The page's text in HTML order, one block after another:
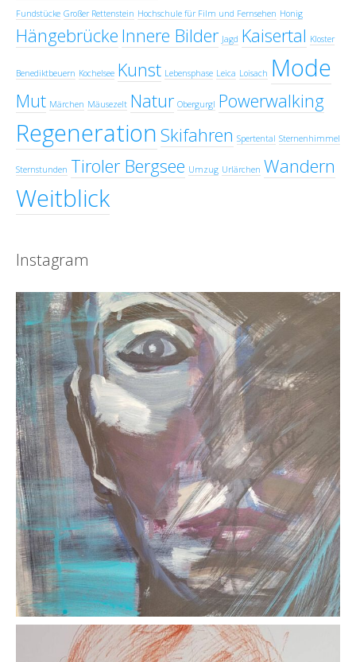
Fundstücke Großer Rettenstein Hochschule für Film und Fernsehen Honig
Hängebrücke Innere Bilder Jagd Kaisertal Kloster
Benediktbeuern Kochelsee Kunst Lebensphase Leica Loisach Mode
Mut Märchen Mäusezelt Natur Obergurgl Powerwalking
Regeneration Skifahren Spertental Sternenhimmel
Sternstunden Tiroler Bergsee Umzug Urlärchen Wandern
Weitblick
Instagram